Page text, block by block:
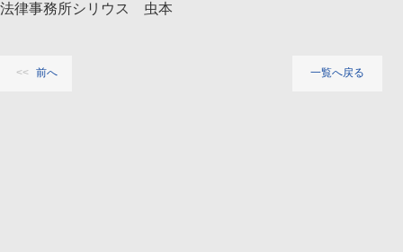
法律事務所シリウス 虫本
前へ 一覧へ戻る